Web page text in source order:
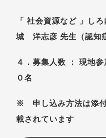
「 社会資源など 」し
城 洋志彦 先生（認知
４．募集人数 ： 現地
０名
※ 申し込み方法は添
載されています